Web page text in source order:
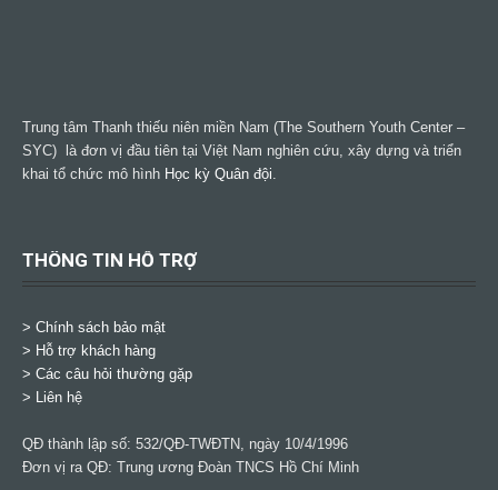
Trung tâm Thanh thiếu niên miền Nam (The Southern Youth Center –
SYC) là đơn vị đầu tiên tại Việt Nam nghiên cứu, xây dựng và triển
khai tổ chức mô hình Học kỳ Quân đội.
THÔNG TIN HỖ TRỢ
> Chính sách bảo mật
> Hỗ trợ khách hàng
> Các câu hỏi thường gặp
> Liên hệ
QĐ thành lập số: 532/QĐ-TWĐTN, ngày 10/4/1996
Đơn vị ra QĐ: Trung ương Đoàn TNCS Hồ Chí Minh